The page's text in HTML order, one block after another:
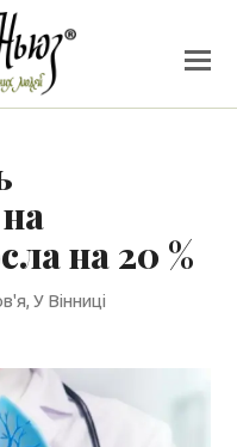
на 20 %
,У Вінниці